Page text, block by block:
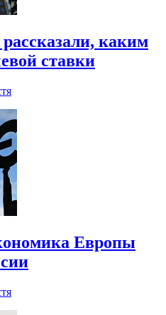
каким
ставки
Европы